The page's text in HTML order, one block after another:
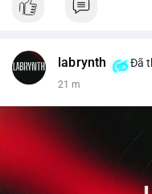
✅ Phản hồi trong 24 giờ
✅ Email:labrynth Đã
21 m